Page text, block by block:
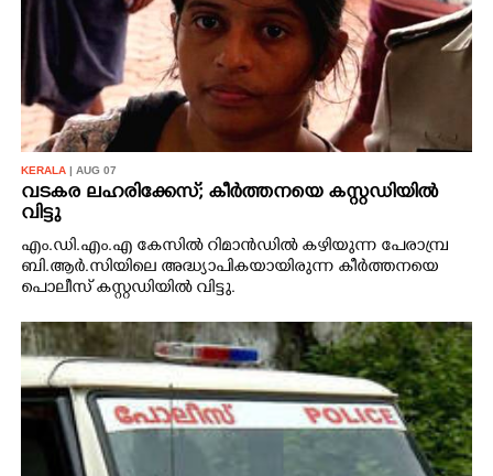
KERALA | AUG 07
വടകര ലഹരിക്കേസ്; കീർത്തനയെ കസ്റ്റഡിയിൽ
വിട്ടു
എം.ഡി.എം.എ കേസിൽ റിമാൻഡിൽ കഴിയുന്ന പേരാമ്പ്ര
ബി.ആർ.സിയിലെ അദ്ധ്യാപികയായിരുന്ന കീർത്തനയെ
പൊലീസ് കസ്റ്റഡിയിൽ വിട്ടു.